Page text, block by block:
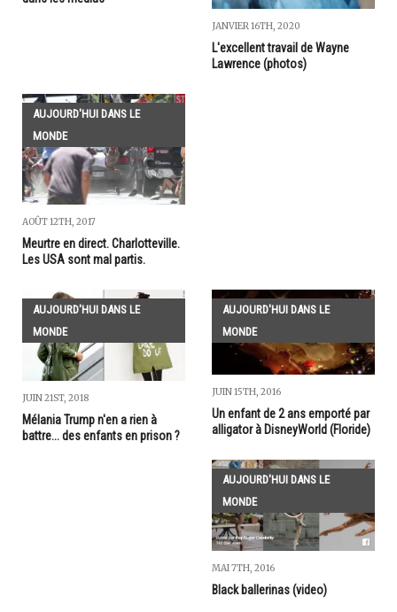
JANVIER 16TH, 2020
L'excellent travail de Wayne
Lawrence (photos)
AUJOURD'HUI DANS LE
MONDE
AOÛT 12TH, 2017
Meurtre en direct. Charlotteville.
Les USA sont mal partis.
AUJOURD'HUI DANS LE
MONDE
JUIN 21ST, 2018
Mélania Trump n'en a rien à
battre... des enfants en prison ?
AUJOURD'HUI DANS LE
MONDE
JUIN 15TH, 2016
Un enfant de 2 ans emporté par
alligator à DisneyWorld (Floride)
AUJOURD'HUI DANS LE
MONDE
MAI 7TH, 2016
Black ballerinas (video)